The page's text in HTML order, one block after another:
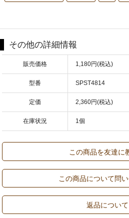
その他の詳細情報
販売価格 1,180円(税込)
型番 SPST4814
定価 2,360円(税込)
在庫状況 1個
この商品を友達に
この商品について問
返品について